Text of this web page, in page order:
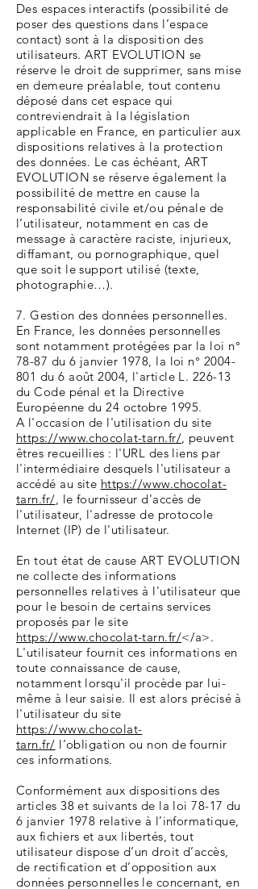
Des espaces interactifs (possibilité de
poser des questions dans l’espace
contact) sont à la disposition des
utilisateurs. ART EVOLUTION se
réserve le droit de supprimer, sans mise
en demeure préalable, tout contenu
déposé dans cet espace qui
contreviendrait à la législation
applicable en France, en particulier aux
dispositions relatives à la protection
des données. Le cas échéant, ART
EVOLUTION se réserve également la
possibilité de mettre en cause la
responsabilité civile et/ou pénale de
l’utilisateur, notamment en cas de
message à caractère raciste, injurieux,
diffamant, ou pornographique, quel
que soit le support utilisé (texte,
photographie…).
7. Gestion des données personnelles.
En France, les données personnelles
sont notamment protégées par la loi n°
78-87 du 6 janvier 1978, la loi n° 2004-
801 du 6 août 2004, l'article L. 226-13
du Code pénal et la Directive
Européenne du 24 octobre 1995.
A l'occasion de l'utilisation du site
https://www.chocolat-tarn.fr/, peuvent
êtres recueillies : l'URL des liens par
l'intermédiaire desquels l'utilisateur a
accédé au site https://www.chocolat-
tarn.fr/, le fournisseur d'accès de
l'utilisateur, l'adresse de protocole
Internet (IP) de l'utilisateur.
En tout état de cause ART EVOLUTION
ne collecte des informations
personnelles relatives à l'utilisateur que
pour le besoin de certains services
proposés par le site
https://www.chocolat-tarn.fr/</a>.
L'utilisateur fournit ces informations en
toute connaissance de cause,
notamment lorsqu'il procède par lui-
même à leur saisie. Il est alors précisé à
l'utilisateur du site
https://www.chocolat-
tarn.fr/ l’obligation ou non de fournir
ces informations.
Conformément aux dispositions des
articles 38 et suivants de la loi 78-17 du
6 janvier 1978 relative à l’informatique,
aux fichiers et aux libertés, tout
utilisateur dispose d’un droit d’accès,
de rectification et d’opposition aux
données personnelles le concernant, en